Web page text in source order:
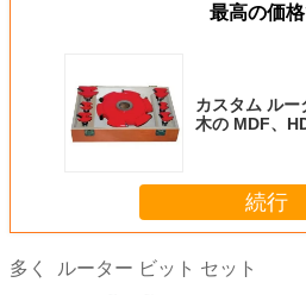
最高の価
カスタム ルー
木の MDF、
続行
多く ルーター ビット セット